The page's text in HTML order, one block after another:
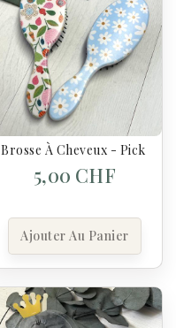
Brosse À Cheveux - Pick Of
5,00 CHF
Ajouter Au Panier